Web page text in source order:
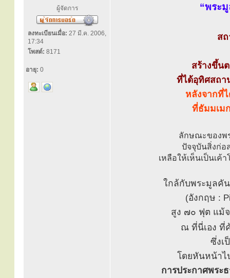
ผู้จัดการ
ลงทะเบียนเมื่อ: 27 มี.ค. 2006,
17:34
โพสต์: 8171
อายุ: 0
“พระ
ส
สร้างขึ้น
ที่ได้อุทิศสถา
หลังจากที่
ที่ธัมมเม
ลักษณะของพ
ปัจจุบันสิ่งก่อ
เหลือให้เห็นเป็นเ
ใกล้กับพระมูลคั
(อังกฤษ :
สูง ๗๐ ฟุต แม้
ณ ที่นี่เอง ที่
ซึ่งเ
โดยหันหน้าไ
การประกาศพระ